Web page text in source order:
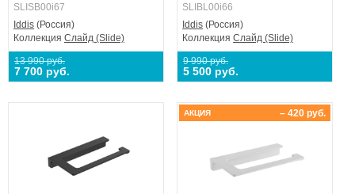
SLISB00i67
Iddis (Россия)
Коллекция Слайд (Slide)
13 990 руб.
7 700 руб.
SLIBL00i66
Iddis (Россия)
КоллекцияСлайд (Slide)
9 990 руб.
5 500 руб.
– 420 руб.
АКЦИЯ